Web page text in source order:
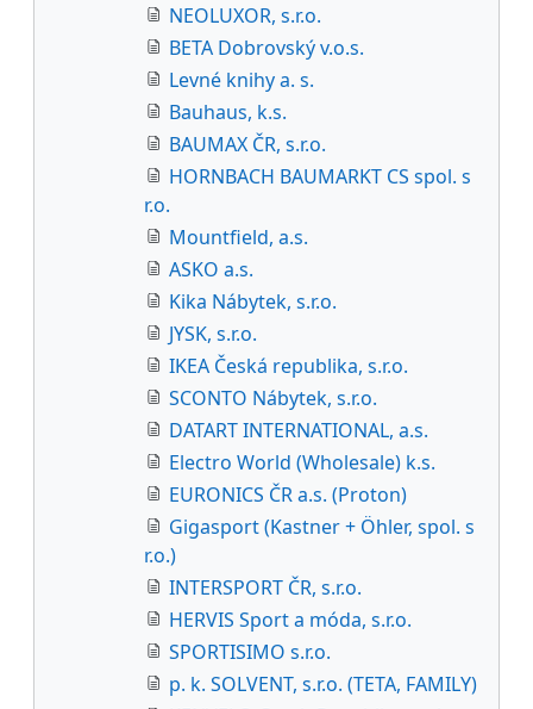
NEOLUXOR, s.r.o.
BETA Dobrovský v.o.s.
Levné knihy a. s.
Bauhaus, k.s.
BAUMAX ČR, s.r.o.
HORNBACH BAUMARKT CS spol. s
r.o.
Mountfield, a.s.
ASKO a.s.
Kika Nábytek, s.r.o.
JYSK, s.r.o.
IKEA Česká republika, s.r.o.
SCONTO Nábytek, s.r.o.
DATART INTERNATIONAL, a.s.
Electro World (Wholesale) k.s.
EURONICS ČR a.s. (Proton)
Gigasport (Kastner + Öhler, spol. s
r.o.)
INTERSPORT ČR, s.r.o.
HERVIS Sport a móda, s.r.o.
SPORTISIMO s.r.o.
p. k. SOLVENT, s.r.o. (TETA, FAMILY)